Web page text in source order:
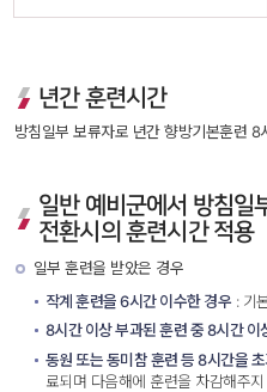
년간 훈련시간
방침일부 보류자로 년간 향방기본훈련 8
일반 예비군에서 방침일
전환시의 훈련시간 적용
일부 훈련을 받았은 경우
작계 훈련을 6시간 이수한 경우 : 기
8시간 이상 부과된 훈련 중 8시간 이
동원 또는 동미참 훈련 등 8시간을
료되며 다음해에 훈련을 차감해주지